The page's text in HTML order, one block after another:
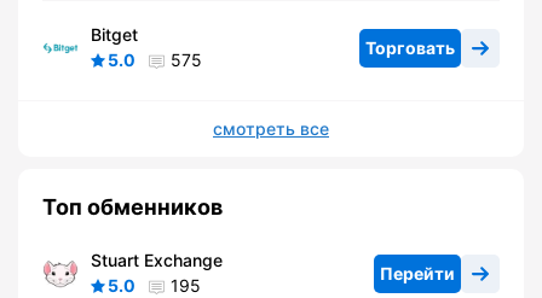
Bitget
5.0
575
Торговать
смотреть все
Топ обменников
Stuart Exchange
5.0
195
Перейти